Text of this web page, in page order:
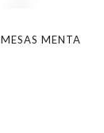
MESAS MENTA